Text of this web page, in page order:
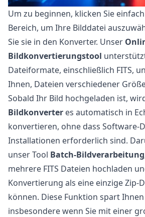
Um zu beginnen, klicken Sie
Bereich, um Ihre Bilddatei
Sie sie in den Konverter. Unser
Bildkonvertierungstool
Dateiformate, einschließlich FITS,
Ihnen, Dateien verschiedener
Sobald Ihr Bild hochgeladen ist,
Bildkonverter es automatisch in
konvertieren, ohne dass Software-
Installationen erforderlich sind.
unser Tool Batch-Bildverarbeitung
mehrere FITS Dateien hochladen
Konvertierung als eine einzige Zip-
können. Diese Funktion spart
insbesondere wenn Sie mit einer